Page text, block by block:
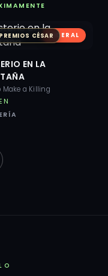
SIDERAL
PREMIOS CÉSAR
EN LA
Make a Killing